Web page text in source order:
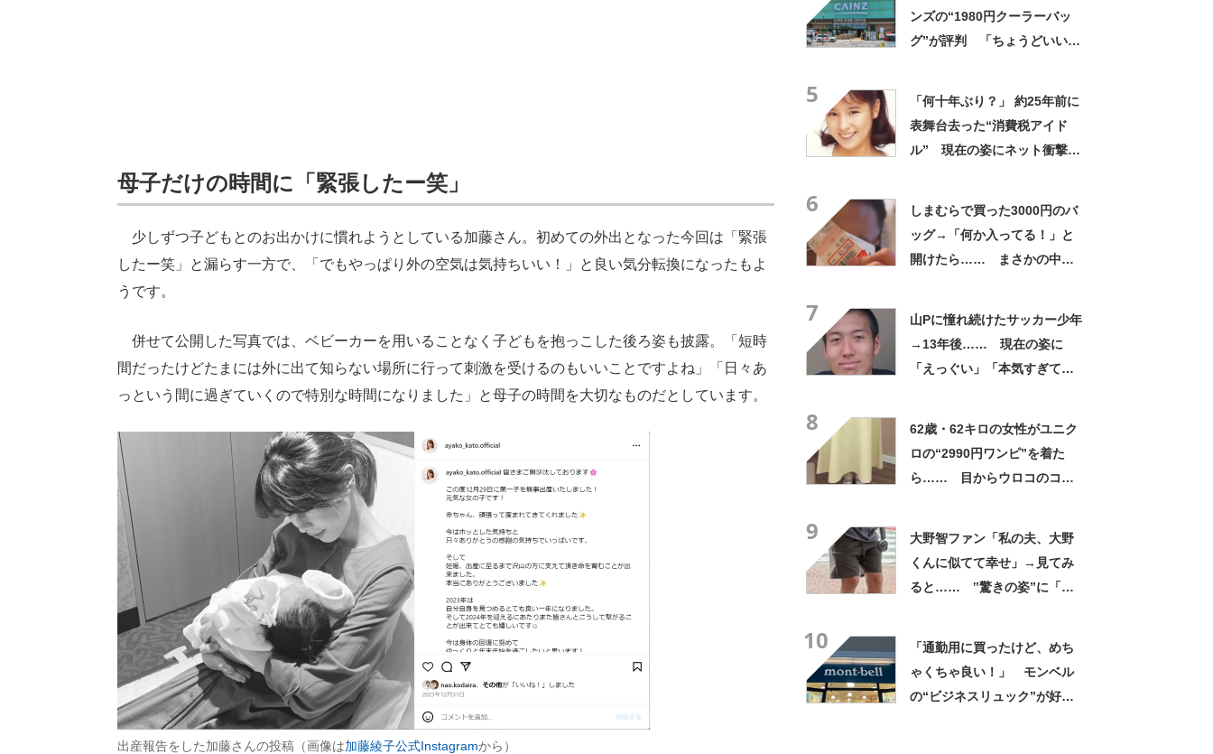
母子だけの時間に「緊張したー笑」
少しずつ子どもとのお出かけに慣れようとしている加藤さん。初めての外出となった今回は「緊張
したー笑」と漏らす一方で、「でもやっぱり外の空気は気持ちいい！」と良い気分転換になったもよ
うです。
併せて公開した写真では、ベビーカーを用いることなく子どもを抱っこした後ろ姿も披露。「短時
間だったけどたまには外に出て知らない場所に行って刺激を受けるのもいいことですよね」「日々あ
っという間に過ぎていくので特別な時間になりました」と母子の時間を大切なものだとしています。
出産報告をした加藤さんの投稿（画像は加藤綾子公式Instagramから）
ンズの“1980円クーラーバッ
グ”が評判 「ちょうどいい大
5
「何十年ぶり？」 約25年前に
表舞台去った“消費税アイド
ル” 現在の姿にネット衝撃
6
しまむらで買った3000円のバ
ッグ→「何か入ってる！」と
開けたら…… まさかの中身
7
山Pに憧れ続けたサッカー少年
→13年後…… 現在の姿に
「えっぐい」「本気すぎて尊
8
62歳・62キロの女性がユニク
ロの“2990円ワンピ”を着た
ら…… 目からウロコのコー
9
大野智ファン「私の夫、大野
くんに似てて幸せ」→見てみ
ると…… ‟驚きの姿”に「最
10
「通勤用に買ったけど、めち
ゃくちゃ良い！」 モンベル
の“ビジネスリュック”が好